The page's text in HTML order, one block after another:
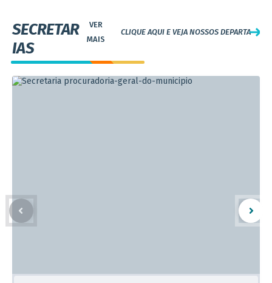
SECRETAR
IAS
CLIQUE AQUI E VEJA NOSSOS